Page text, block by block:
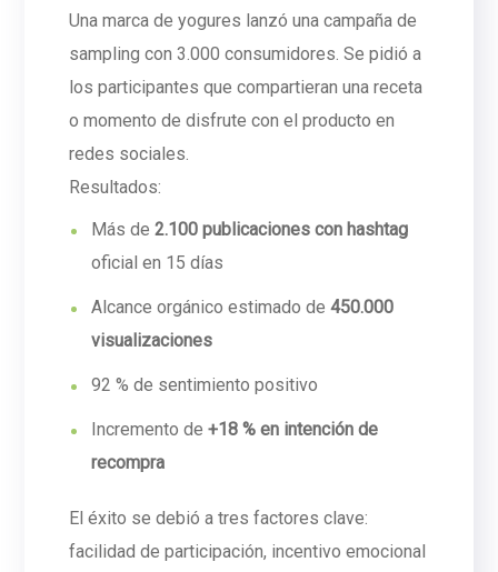
Una marca de yogures lanzó una campaña de
sampling con 3.000 consumidores. Se pidió a
los participantes que compartieran una receta
o momento de disfrute con el producto en
redes sociales.
Resultados:
Más de2.100 publicaciones con hashtag
oficial en 15 días
Alcance orgánico estimado de450.000
visualizaciones
92 % de sentimiento positivo
Incremento de+18 % en intención de
recompra
El éxito se debió a tres factores clave:
facilidad de participación, incentivo emocional